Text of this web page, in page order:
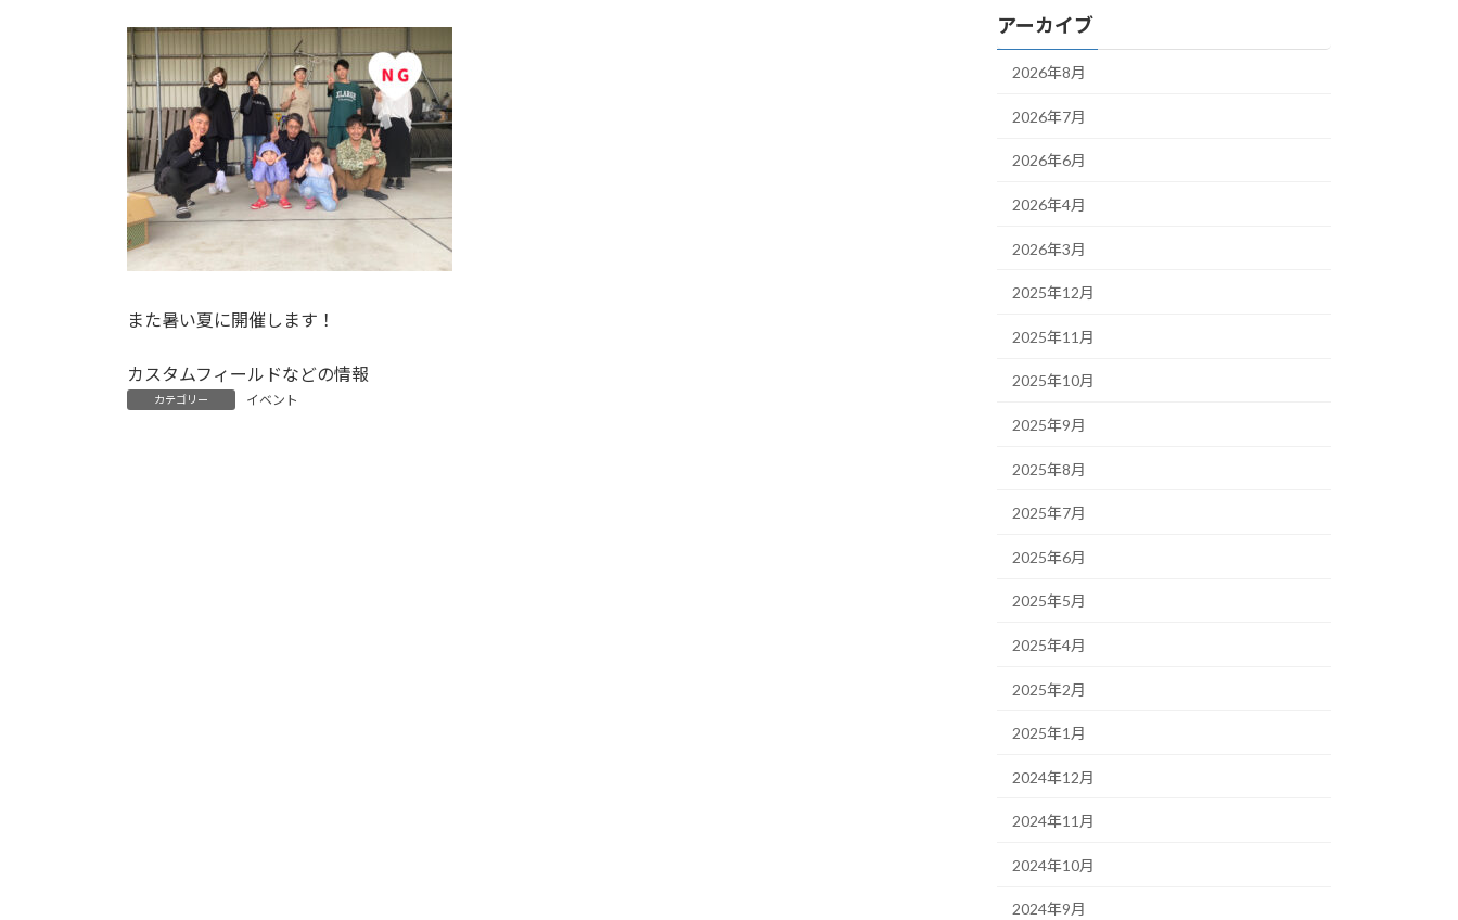
また暑い夏に開催します！
カスタムフィールドなどの情報
カテゴリー イベント
アーカイブ
2026年8月
2026年7月
2026年6月
2026年4月
2026年3月
2025年12月
2025年11月
2025年10月
2025年9月
2025年8月
2025年7月
2025年6月
2025年5月
2025年4月
2025年2月
2025年1月
2024年12月
2024年11月
2024年10月
2024年9月